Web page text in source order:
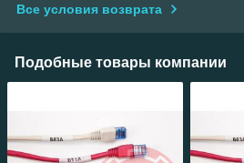
Все условия возврата
Подобные товары компании